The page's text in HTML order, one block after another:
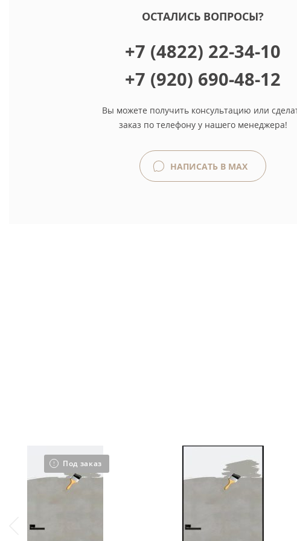
ОСТАЛИСЬ ВОПРОСЫ?
+7 (4822) 22-34-10
+7 (920) 690-48-12
Вы можете получить консультацию или
заказ по телефону у нашего менеджера!
НАПИСАТЬ В MAX
Под заказ